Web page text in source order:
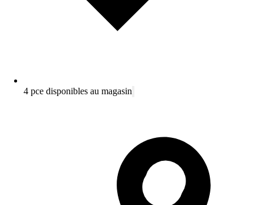
4 pce disponibles au magasin